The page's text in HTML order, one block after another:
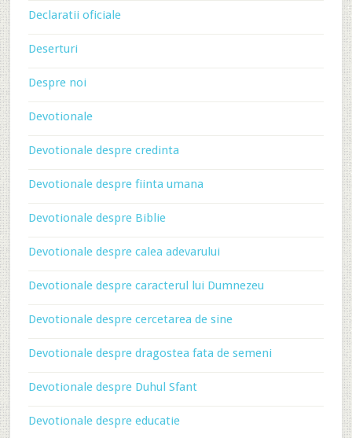
Declaratii oficiale
Deserturi
Despre noi
Devotionale
Devotionale despre credinta
Devotionale despre fiinta umana
Devotionale despre Biblie
Devotionale despre calea adevarului
Devotionale despre caracterul lui Dumnezeu
Devotionale despre cercetarea de sine
Devotionale despre dragostea fata de semeni
Devotionale despre Duhul Sfant
Devotionale despre educatie